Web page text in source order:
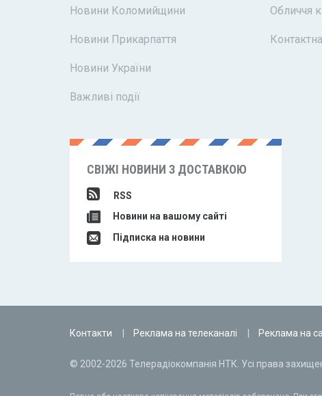
Новини Коломийщини
Новини Прикарпаття
Новини України
Важливі події
Обличчя
СВІЖІ НОВИНИ З ДОСТАВКОЮ
RSS
Новини на вашому сайті
Підписка на новини
Контакти Реклама на телеканалі Реклама на
© 2002-2026 Телерадіокомпанія НТК. Усі права